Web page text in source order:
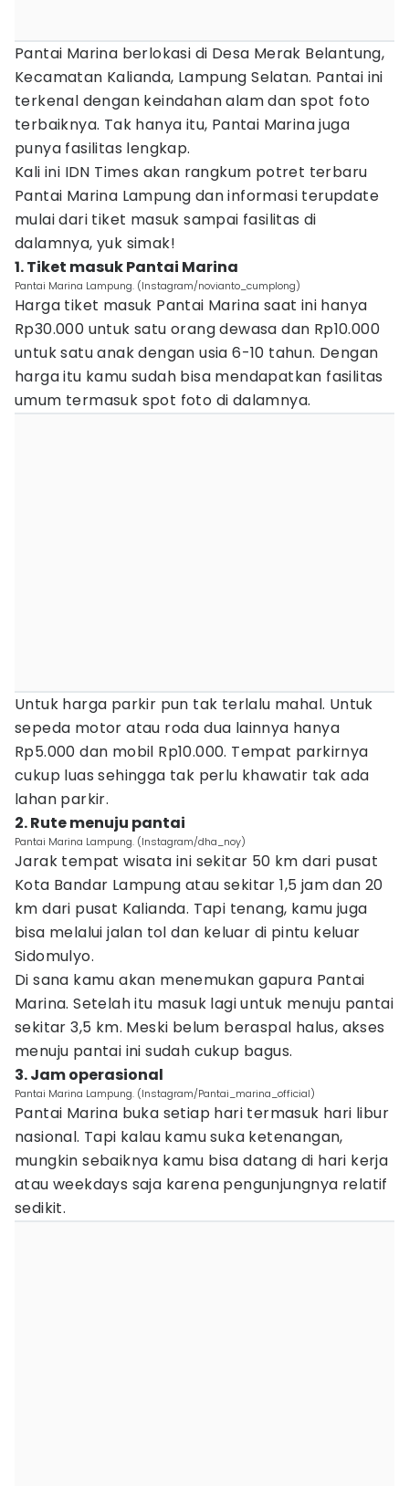
Pantai Marina berlokasi di Desa Merak Belantung,
Kecamatan Kalianda, Lampung Selatan. Pantai ini
terkenal dengan keindahan alam dan spot foto
terbaiknya. Tak hanya itu, Pantai Marina juga
punya fasilitas lengkap.
Kali ini IDN Times akan rangkum potret terbaru
Pantai Marina Lampung dan informasi terupdate
mulai dari tiket masuk sampai fasilitas di
dalamnya, yuk simak!
1. Tiket masuk Pantai Marina
Pantai Marina Lampung. (Instagram/novianto_cumplong)
Harga tiket masuk Pantai Marina saat ini hanya
Rp30.000 untuk satu orang dewasa dan Rp10.000
untuk satu anak dengan usia 6-10 tahun. Dengan
harga itu kamu sudah bisa mendapatkan fasilitas
umum termasuk spot foto di dalamnya.
Untuk harga parkir pun tak terlalu mahal. Untuk
sepeda motor atau roda dua lainnya hanya
Rp5.000 dan mobil Rp10.000. Tempat parkirnya
cukup luas sehingga tak perlu khawatir tak ada
lahan parkir.
2. Rute menuju pantai
Pantai Marina Lampung. (Instagram/dha_noy)
Jarak tempat wisata ini sekitar 50 km dari pusat
Kota Bandar Lampung atau sekitar 1,5 jam dan 20
km dari pusat Kalianda. Tapi tenang, kamu juga
bisa melalui jalan tol dan keluar di pintu keluar
Sidomulyo.
Di sana kamu akan menemukan gapura Pantai
Marina. Setelah itu masuk lagi untuk menuju pantai
sekitar 3,5 km. Meski belum beraspal halus, akses
menuju pantai ini sudah cukup bagus.
3. Jam operasional
Pantai Marina Lampung. (Instagram/Pantai_marina_official)
Pantai Marina buka setiap hari termasuk hari libur
nasional. Tapi kalau kamu suka ketenangan,
mungkin sebaiknya kamu bisa datang di hari kerja
atau weekdays saja karena pengunjungnya relatif
sedikit.